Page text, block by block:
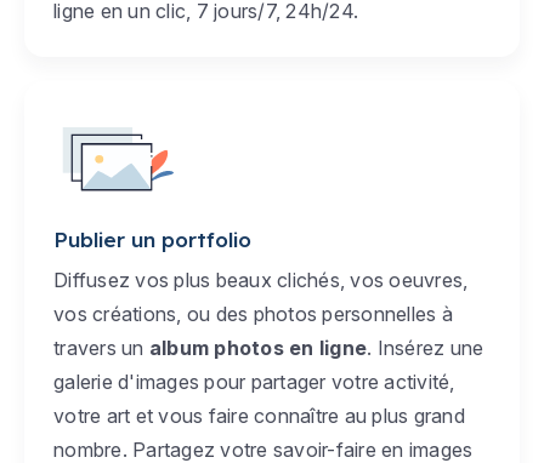
ligne en un clic, 7 jours/7, 24h/24.
Publier un portfolio
Diffusez vos plus beaux clichés, vos oeuvres,
vos créations, ou des photos personnelles à
travers un album photos en ligne. Insérez une
galerie d'images pour partager votre activité,
votre art et vous faire connaître au plus grand
nombre. Partagez votre savoir-faire en images